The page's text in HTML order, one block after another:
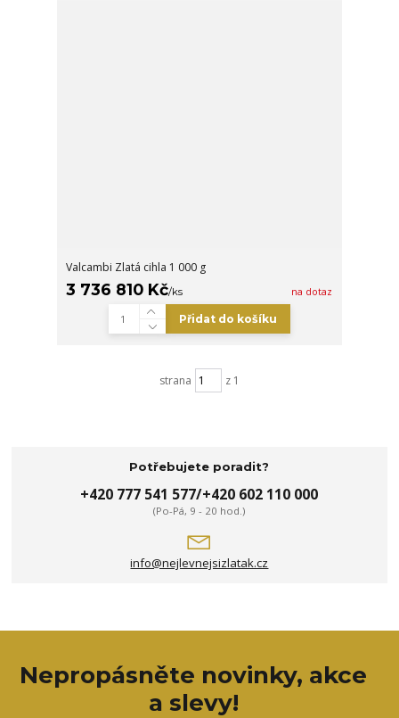
Valcambi Zlatá cihla 1 000 g
3 736 810 Kč/ks na dotaz
Přidat do košíku
strana z 1
Potřebujete poradit?
+420 777 541 577/+420 602 110 000
(Po-Pá, 9 - 20 hod.)
info@nejlevnejsizlatak.cz
Nepropásněte novinky, akce
a slevy!